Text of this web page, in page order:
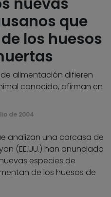
que
los huesos
alimentación difieren
conocido, afirman en
de 2004
analizan una carcasa de
(EE.UU.) han anunciado
especies de
de los huesos de